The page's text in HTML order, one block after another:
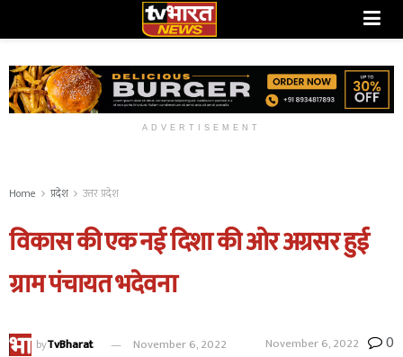
ADVERTISEMENT
Home प्रदेश उत्तर प्रदेश
विकास की एक नई दिशा की ओर अग्रसर हुई
ग्राम पंचायत भदेवना
byTvBharat November 6, 2022 November 6, 2022 0